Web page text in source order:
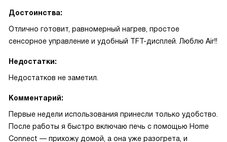
Достоинства:
Отлично готовит, равномерный нагрев, простое
сенсорное управление и удобный TFT-дисплей. Люблю Air!!
Недостатки:
Недостатков не заметил.
Комментарий:
Первые недели использования принесли только удобство.
После работы я быстро включаю печь с помощью Home
Connect — прихожу домой, а она уже разогрета, и